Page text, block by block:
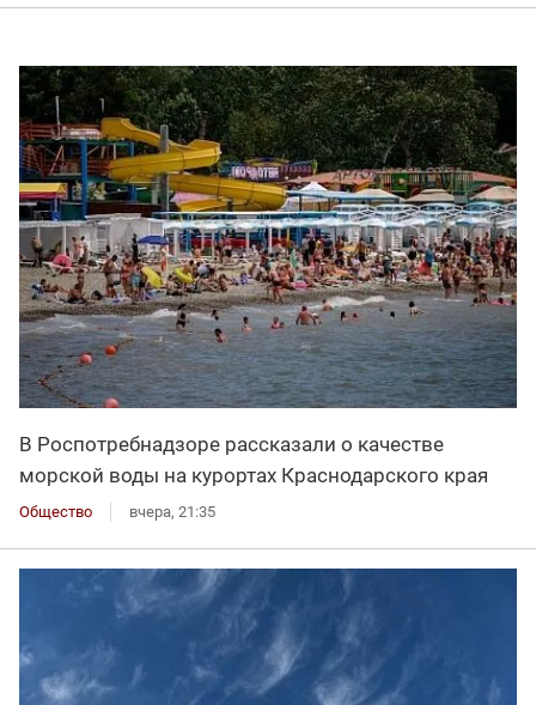
В Роспотребнадзоре рассказали о качестве
морской воды на курортах Краснодарского края
Общество вчера, 21:35